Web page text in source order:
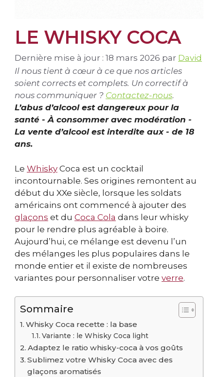
LE WHISKY COCA
Dernière mise à jour : 18 mars 2026 par David
Il nous tient à cœur à ce que nos articles
soient corrects et complets. Un correctif à
nous communiquer ? Contactez-nous.
L’abus d’alcool est dangereux pour la
santé - À consommer avec modération -
La vente d’alcool est interdite aux - de 18
ans.
Le Whisky Coca est un cocktail
incontournable. Ses origines remontent au
début du XXe siècle, lorsque les soldats
américains ont commencé à ajouter des
glaçons et du Coca Cola dans leur whisky
pour le rendre plus agréable à boire.
Aujourd’hui, ce mélange est devenu l’un
des mélanges les plus populaires dans le
monde entier et il existe de nombreuses
variantes pour personnaliser votre verre.
Sommaire
Whisky Coca recette : la base
Variante : le Whisky Coca light
Adaptez le ratio whisky-coca à vos goûts
Sublimez votre Whisky Coca avec des
glaçons aromatisés